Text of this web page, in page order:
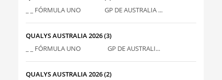
_ _ FÓRMULA UNO GP DE AUSTRALIA ...
QUALYS AUSTRALIA 2026 (3)
_ _ FÓRMULA UNO GP DE AUSTRALI...
QUALYS AUSTRALIA 2026 (2)